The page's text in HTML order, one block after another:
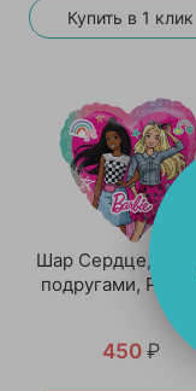
Купить в 1 клик
Шар Сердце,
подругами,
450 ₽